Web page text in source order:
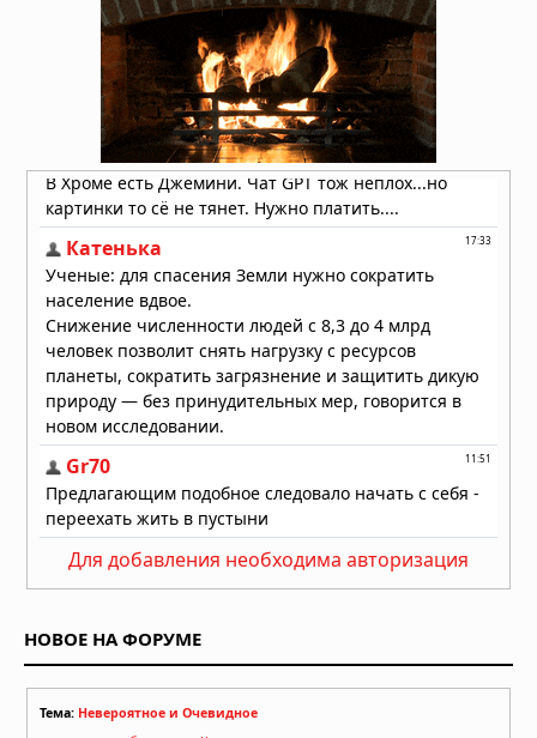
клыков
14.07.2026 в 07:30
Самки дельфинов умеют избегать
насильников по одному их звуку
13.07.2026 в 09:00
Медузы заживляют раны за минуты
без рубцов: учёные раскрыли
механизм, который может изменить
13.07.2026 в 06:30
Для добавления необходима авторизация
НОВОЕ НА ФОРУМЕ
Тема: Невероятное и Очевидное